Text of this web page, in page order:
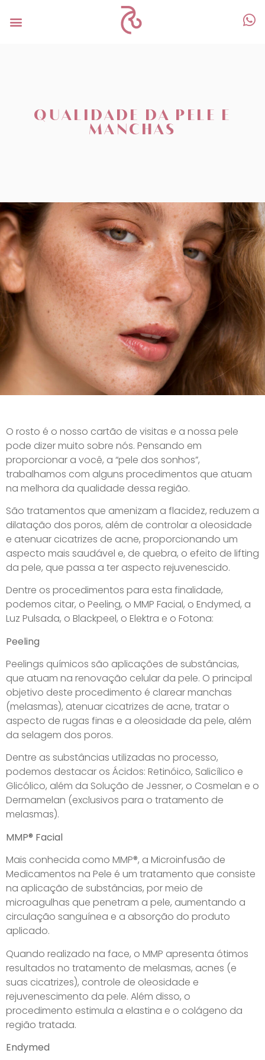
QUALIDADE DA PELE E
MANCHAS
O rosto é o nosso cartão de visitas e a nossa pele
pode dizer muito sobre nós. Pensando em
proporcionar a você, a “pele dos sonhos”,
trabalhamos com alguns procedimentos que atuam
na melhora da qualidade dessa região.
São tratamentos que amenizam a flacidez, reduzem a
dilatação dos poros, além de controlar a oleosidade
e atenuar cicatrizes de acne, proporcionando um
aspecto mais saudável e, de quebra, o efeito de lifting
da pele, que passa a ter aspecto rejuvenescido.
Dentre os procedimentos para esta finalidade,
podemos citar, o Peeling, o MMP Facial, o Endymed, a
Luz Pulsada, o Blackpeel, o Elektra e o Fotona:
Peeling
Peelings químicos são aplicações de substâncias,
que atuam na renovação celular da pele. O principal
objetivo deste procedimento é clarear manchas
(melasmas), atenuar cicatrizes de acne, tratar o
aspecto de rugas finas e a oleosidade da pele, além
da selagem dos poros.
Dentre as substâncias utilizadas no processo,
podemos destacar os Ácidos: Retinóico, Salicílico e
Glicólico, além da Solução de Jessner, o Cosmelan e o
Dermamelan (exclusivos para o tratamento de
melasmas).
MMP® Facial
Mais conhecida como MMP®, a Microinfusão de
Medicamentos na Pele é um tratamento que consiste
na aplicação de substâncias, por meio de
microagulhas que penetram a pele, aumentando a
circulação sanguínea e a absorção do produto
aplicado.
Quando realizado na face, o MMP apresenta ótimos
resultados no tratamento de melasmas, acnes (e
suas cicatrizes), controle de oleosidade e
rejuvenescimento da pele. Além disso, o
procedimento estimula a elastina e o colágeno da
região tratada.
Endymed